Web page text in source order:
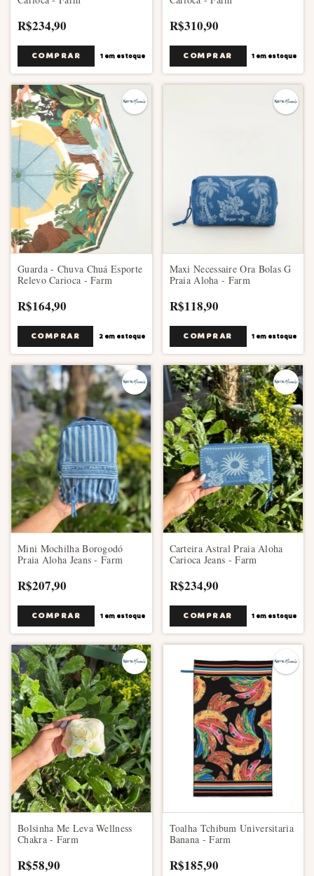
R$234,90
1em estoque
R$310,90
1 em estoque
Guarda - Chuva Chuá Esporte
Relevo Carioca - Farm
R$164,90
2em estoque
Maxi Necessaire Ora Bolas G
Praia Aloha - Farm
R$118,90
1 em estoque
Mini Mochilha Borogodó
Praia Aloha Jeans - Farm
R$207,90
1em estoque
Carteira Astral Praia Aloha
Carioca Jeans - Farm
R$234,90
1 em estoque
Bolsinha Me Leva Wellness
Chakra - Farm
R$58,90
Toalha Tchibum Universitaria
Banana - Farm
R$185,90